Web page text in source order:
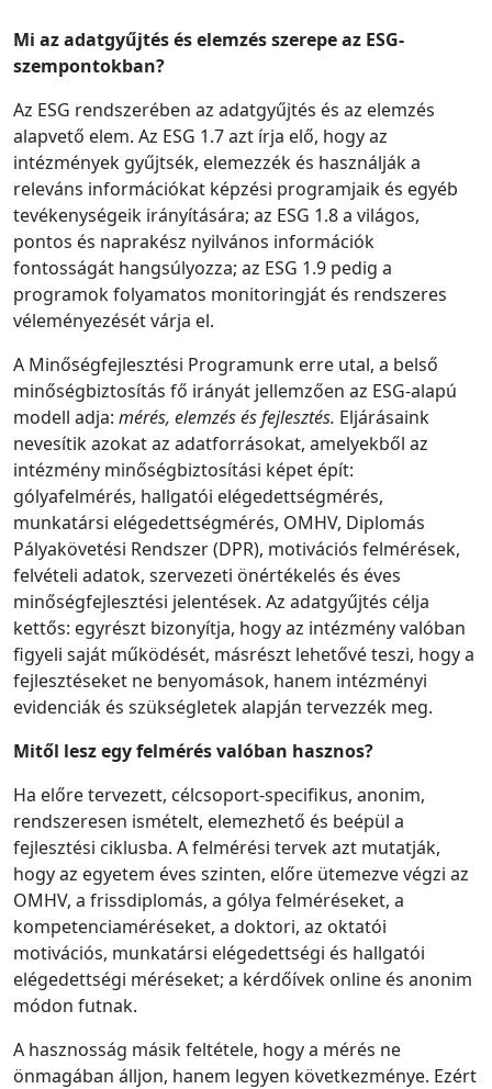
Mi az adatgyűjtés és elemzés szerepe az ESG-
szempontokban?
Az ESG rendszerében az adatgyűjtés és az elemzés
alapvető elem. Az ESG 1.7 azt írja elő, hogy az
intézmények gyűjtsék, elemezzék és használják a
releváns információkat képzési programjaik és egyéb
tevékenységeik irányítására; az ESG 1.8 a világos,
pontos és naprakész nyilvános információk
fontosságát hangsúlyozza; az ESG 1.9 pedig a
programok folyamatos monitoringját és rendszeres
véleményezését várja el.
A Minőségfejlesztési Programunk erre utal, a belső
minőségbiztosítás fő irányát jellemzően az ESG-alapú
modell adja: mérés, elemzés és fejlesztés. Eljárásaink
nevesítik azokat az adatforrásokat, amelyekből az
intézmény minőségbiztosítási képet épít:
gólyafelmérés, hallgatói elégedettségmérés,
munkatársi elégedettségmérés, OMHV, Diplomás
Pályakövetési Rendszer (DPR), motivációs felmérések,
felvételi adatok, szervezeti önértékelés és éves
minőségfejlesztési jelentések. Az adatgyűjtés célja
kettős: egyrészt bizonyítja, hogy az intézmény valóban
figyeli saját működését, másrészt lehetővé teszi, hogy a
fejlesztéseket ne benyomások, hanem intézményi
evidenciák és szükségletek alapján tervezzék meg.
Mitől lesz egy felmérés valóban hasznos?
Ha előre tervezett, célcsoport-specifikus, anonim,
rendszeresen ismételt, elemezhető és beépül a
fejlesztési ciklusba. A felmérési tervek azt mutatják,
hogy az egyetem éves szinten, előre ütemezve végzi az
OMHV, a frissdiplomás, a gólya felméréseket, a
kompetenciaméréseket, a doktori, az oktatói
motivációs, munkatársi elégedettségi és hallgatói
elégedettségi méréseket; a kérdőívek online és anonim
módon futnak.
A hasznosság másik feltétele, hogy a mérés ne
önmagában álljon, hanem legyen következménye. Ezért